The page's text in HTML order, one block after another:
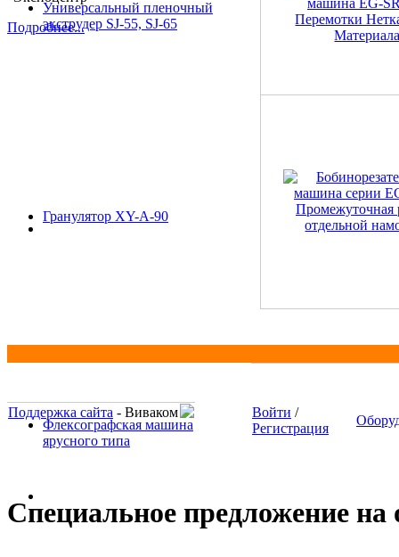
Универсальный пленочный
экструдер SJ-55, SJ-65
Гранулятор XY-A-90
Флексографская машина
ярусного типа
Подробнее...
Поддержка сайта - Виваком Войти /
Регистрация
Специальное предложение на